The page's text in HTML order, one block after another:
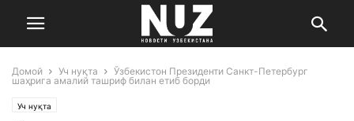
Домой Уч нуқта
Ўзбекистон Президенти Санкт-Петербург
шаҳрига амалий ташриф билан етиб борди
Уч нуқта